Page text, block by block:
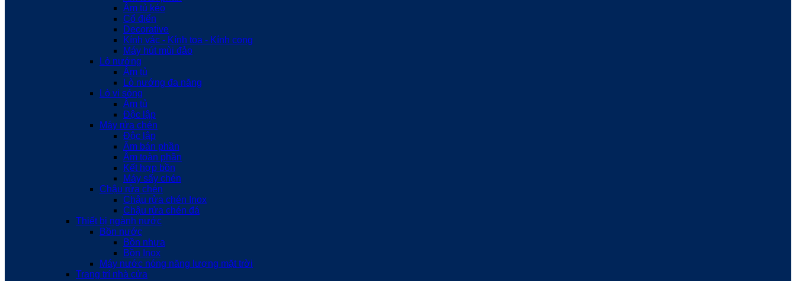
Âm tủ kéo
Cổ điển
Decorative
Kính vác - Kính toa - Kính cong
Máy hút mùi đảo
Lò nướng
Âm tủ
Lò nướng đa năng
Lò vi sóng
Âm tủ
Độc lập
Máy rửa chén
Độc lập
Âm bán phần
Âm toàn phần
Kết hợp bồn
Máy sấy chén
Chậu rửa chén
Chậu rửa chén Inox
Chậu rửa chén đá
Thiết bị ngành nước
Bồn nước
Bồn nhựa
Bồn Inox
Máy nước nóng năng lượng mặt trời
Trang trí nhà cửa